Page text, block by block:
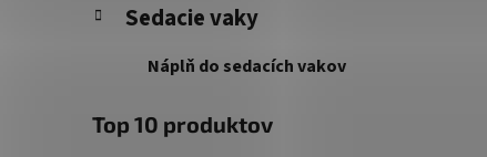
Sedacie vaky
Náplň do sedacích vakov
Top 10 produktov